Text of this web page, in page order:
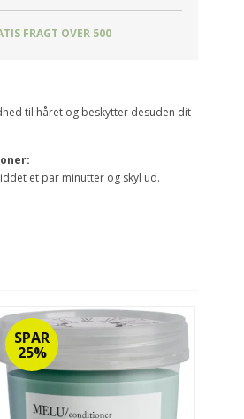
FRAGT OVER 500
til håret og beskytter desuden dit
et par minutter og skyl ud.
SPAR
25%